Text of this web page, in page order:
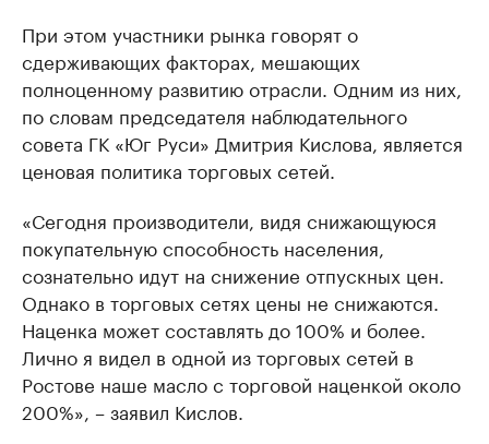
При этом участники рынка говорят о
сдерживающих факторах, мешающих
полноценному развитию отрасли. Одним из них,
по словам председателя наблюдательного
совета ГК «Юг Руси» Дмитрия Кислова, является
ценовая политика торговых сетей.
«Сегодня производители, видя снижающуюся
покупательную способность населения,
сознательно идут на снижение отпускных цен.
Однако в торговых сетях цены не снижаются.
Наценка может составлять до 100% и более.
Лично я видел в одной из торговых сетей в
Ростове наше масло с торговой наценкой около
200%», – заявил Кислов.